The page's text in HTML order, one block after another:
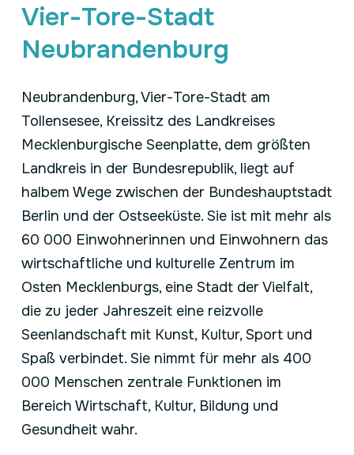
Vier-Tore-Stadt
Neubrandenburg
Neubrandenburg, Vier-Tore-Stadt am
Tollensesee, Kreissitz des Landkreises
Mecklenburgische Seenplatte, dem größten
Landkreis in der Bundesrepublik, liegt auf
halbem Wege zwischen der Bundeshauptstadt
Berlin und der Ostseeküste. Sie ist mit mehr als
60 000 Einwohnerinnen und Einwohnern das
wirtschaftliche und kulturelle Zentrum im
Osten Mecklenburgs, eine Stadt der Vielfalt,
die zu jeder Jahreszeit eine reizvolle
Seenlandschaft mit Kunst, Kultur, Sport und
Spaß verbindet. Sie nimmt für mehr als 400
000 Menschen zentrale Funktionen im
Bereich Wirtschaft, Kultur, Bildung und
Gesundheit wahr.